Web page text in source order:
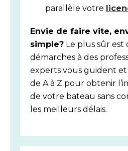
parallèle votre
Envie de faire vite,
simple? Le plus sûr est
démarches à des
experts vous guident et
de A à Z pour obtenir
de votre bateau sans
les meilleurs délais.